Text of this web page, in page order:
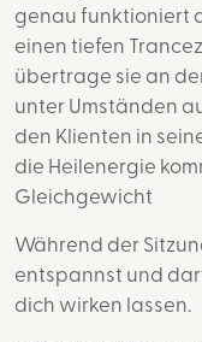
genau funktioniert
einen tiefen
übertrage sie an
unter Umständen
den Klienten in
die Heilenergie
Gleichgewicht
Während der
entspannst und
dich wirken lassen.